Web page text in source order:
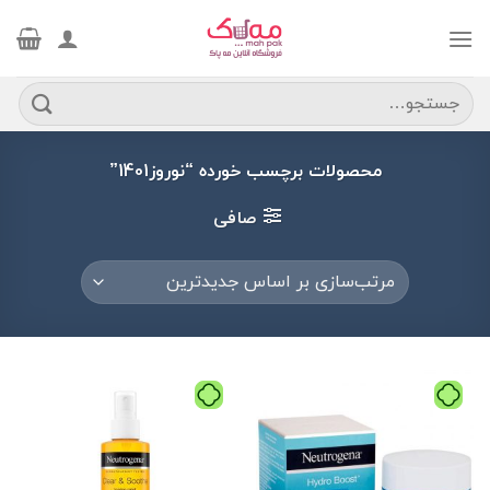
جستجو
برای:
محصولات برچسب خورده “نوروز1401”
صافی